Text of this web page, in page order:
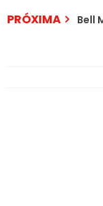
PRÓXIMA Bell